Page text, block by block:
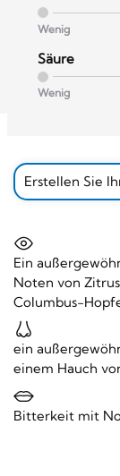
Wenig
Säure
Wenig
Erstellen Sie
Ein
Noten von
Columbus-
ein
einem Hauch
Bitterkeit mit